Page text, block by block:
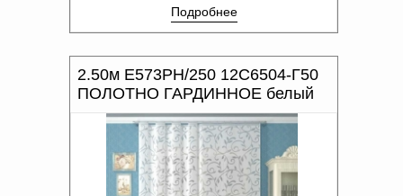
Подробнее
2.50м Е573РН/250 12С6504-Г50
ПОЛОТНО ГАРДИННОЕ белый